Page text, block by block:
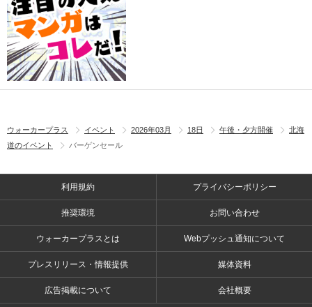
ウォーカープラス イベント 2026年03月 18日 午後・夕方開催
北海
道のイベント
バーゲンセール
利用規約 プライバシーポリシー
推奨環境 お問い合わせ
ウォーカープラスとは Webプッシュ通知について
プレスリリース・情報提供 媒体資料
広告掲載について 会社概要